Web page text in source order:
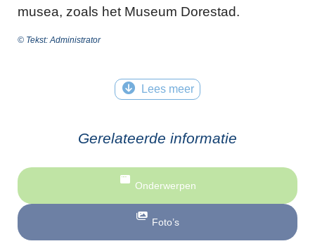
musea, zoals het Museum Dorestad.
© Tekst: Administrator
Lees meer
Gerelateerde informatie
Onderwerpen
Foto’s